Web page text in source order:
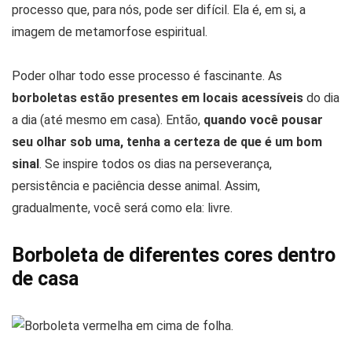
processo que, para nós, pode ser difícil. Ela é, em si, a
imagem de metamorfose espiritual.
Poder olhar todo esse processo é fascinante. As
borboletas estão presentes em locais acessíveis do dia
a dia (até mesmo em casa). Então, quando você pousar
seu olhar sob uma, tenha a certeza de que é um bom
sinal. Se inspire todos os dias na perseverança,
persistência e paciência desse animal. Assim,
gradualmente, você será como ela: livre.
Borboleta de diferentes cores dentro
de casa